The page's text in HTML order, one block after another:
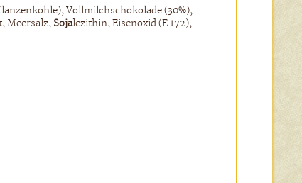
Vollmilchschokolade (30%),
Meersalz, Sojalezithin, Eisenoxid (E 172),